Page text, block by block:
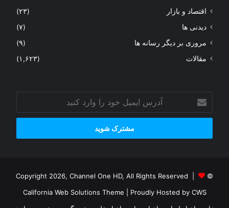
اقتصاد و بازار
(۲۳)
دیدنی ها
(۷)
مروری بر دیگر رسانه ها
(۹)
مقالات
(۱,۶۲۳)
ایمیل
خود
وارد
© Copyright 2026, Channel One HD, All Rights Reserved |
California Web Solutions Theme | Proudly Hosted by CWS